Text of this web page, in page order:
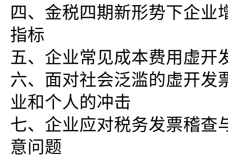
四、金税四期新形势下企业
指标
五、企业常见成本费用虚开
六、面对社会泛滥的虚开发
业和个人的冲击
七、企业应对税务发票稽查
意问题